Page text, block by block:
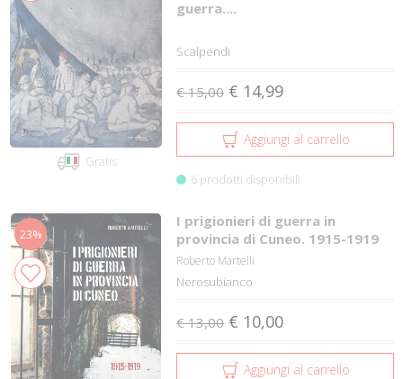
Gratis
guerra....
Scalpendi
€ 15,00 € 14,99
Aggiungi al carrello
6 prodotti disponibili
23%
I prigionieri di guerra in
provincia di Cuneo. 1915-1919
Roberto Martelli
Nerosubianco
€ 13,00 € 10,00
Aggiungi al carrello